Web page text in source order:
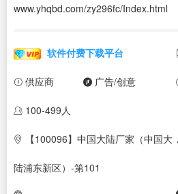
www.yhqbd.com/zy296fc/Index.html
软件付费下载平台
供应商 广告/创意
100-499人
【100096】中国大陆厂家（中国大
陆浦东新区）-第101